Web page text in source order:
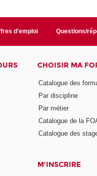
d'emploi Questions/
CHOISIR MA
Catalogue des
Par discipline
Par métier
Catalogue de la
Catalogue des
M'INSCRIRE